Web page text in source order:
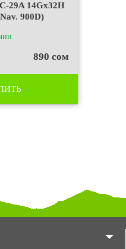
29A 14Gх32Н
900D)
890 сом